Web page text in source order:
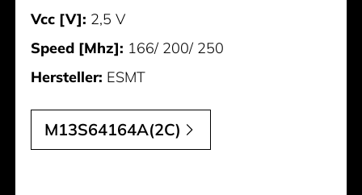
Vcc [V]: 2,5 V
Speed [Mhz]: 166/ 200/ 250
Hersteller: ESMT
M13S64164A(2C)